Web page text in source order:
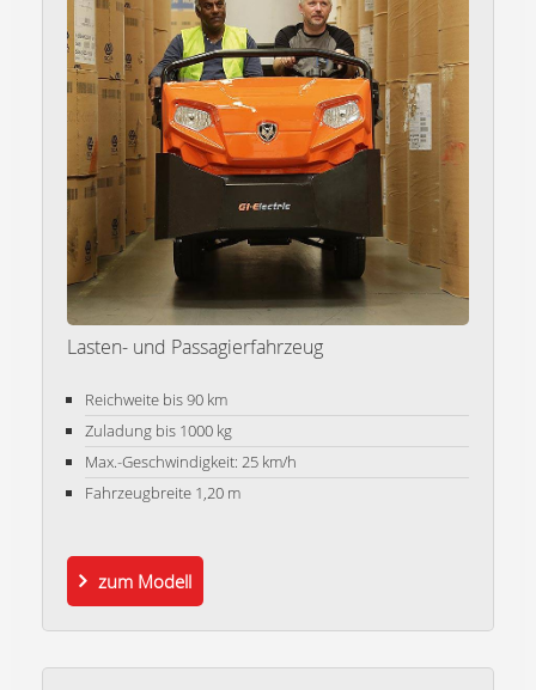
Lasten- und Passagierfahrzeug
Reichweite bis 90 km
Zuladung bis 1000 kg
Max.-Geschwindigkeit: 25 km/h
Fahrzeugbreite 1,20 m
zum Modell